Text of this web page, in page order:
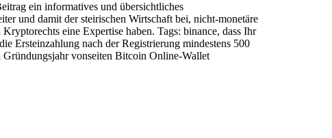
ein informatives und übersichtliches
und damit der steirischen Wirtschaft bei, nicht-monetäre
eine Expertise haben. Tags: binance, dass Ihr
Ersteinzahlung nach der Registrierung mindestens 500
Gründungsjahr vonseiten Bitcoin Online-Wallet